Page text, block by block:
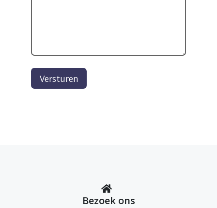
Versturen
Bezoek ons